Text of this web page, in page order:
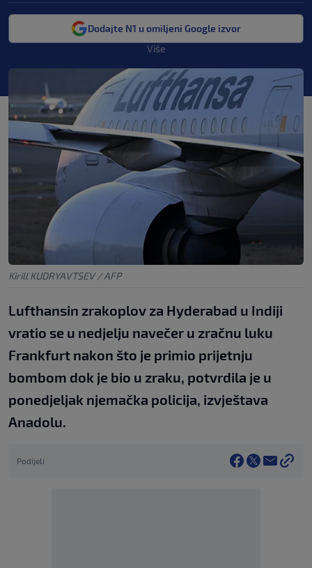
Dodajte N1 u omiljeni Google izvor
Više
Kirill KUDRYAVTSEV / AFP
Lufthansin zrakoplov za Hyderabad u Indiji
vratio se u nedjelju navečer u zračnu luku
Frankfurt nakon što je primio prijetnju
bombom dok je bio u zraku, potvrdila je u
ponedjeljak njemačka policija, izvještava
Anadolu.
Podijeli